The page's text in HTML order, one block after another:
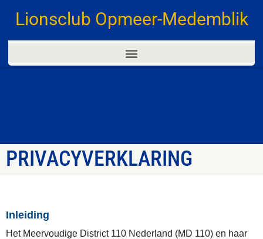
Lionsclub Opmeer-Medemblik
PRIVACYVERKLARING
Inleiding
Het Meervoudige District 110 Nederland (MD 110) en haar